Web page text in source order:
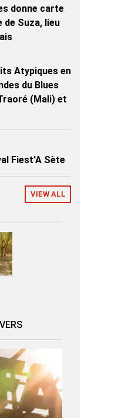
donne carte
de Suza, lieu
Atypiques en
du Blues
(Mali) et
Fiest’A Sète
VIEW ALL